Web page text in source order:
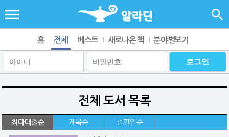
홈 전체 베스트 새로나온 책 분야별보기
전체 도서 목록
최다대출순 제목순 출판일순